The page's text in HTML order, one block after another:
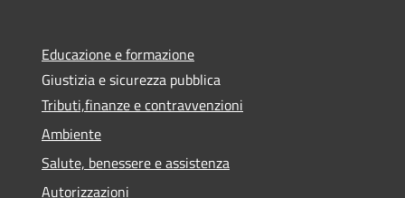
Educazione e formazione
Giustizia e sicurezza pubblica
Tributi,finanze e contravvenzioni
Ambiente
Salute, benessere e assistenza
Autorizzazioni